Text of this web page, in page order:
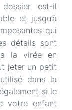
est-il
et jusqu’à
qui
détails sont
la virée en
jeter un petit
utilisé dans la
si le
votre enfant